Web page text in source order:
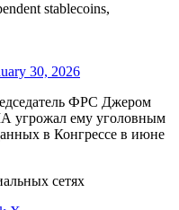
stablecoins,
30, 2026
ФРС Джером
угрожал ему уголовным
в Конгрессе в июне
сетях